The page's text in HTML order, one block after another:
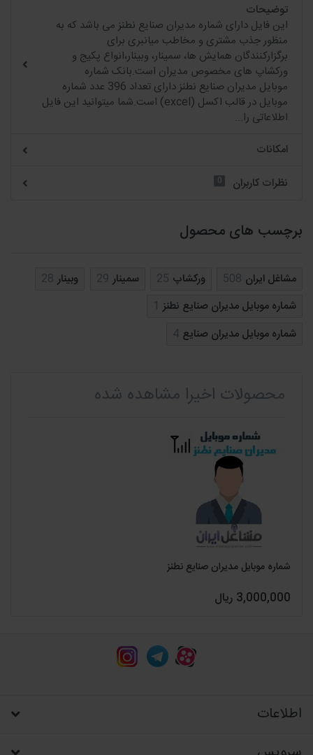
توضیحات
این فایل دارای شماره مدیران صنایع نطنز می باشد که به
منظور جذب مشتری و مخاطب میانبری برای
برگزارکنندگان همایش ها، سمینار، وبینار،انواع پکیج و
ورکشاپ های مخصوص مدیران است.بانک شماره
موبایل مدیران صنایع نطنز دارای تعداد 396 عدد شماره
موبایل در قالب اکسل (excel) است.شما میتوانید این فایل
اطلاعاتی را...
امکانات
نظرات کاربران
0
برچسب های محصول
مشاغل ایران 508 ورکشاپ 25 سمینار 29 وبینار 28
شماره موبایل مدیران صنایع نطنز 1
شماره موبایل مدیران صنایع 4
محصولات اخیرا مشاهده شده
شماره موبایل مدیران صنایع نطنز
3,000,000 ریال
اطلاعات